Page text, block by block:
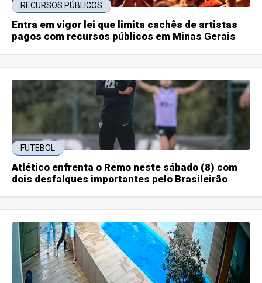
RECURSOS PÚBLICOS
Entra em vigor lei que limita cachês de artistas
pagos com recursos públicos em Minas Gerais
FUTEBOL
Atlético enfrenta o Remo neste sábado (8) com
dois desfalques importantes pelo Brasileirão